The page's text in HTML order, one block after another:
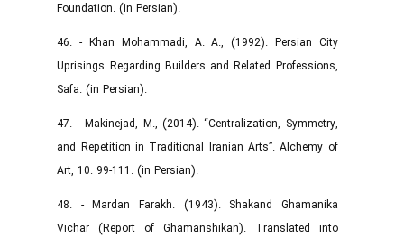
Foundation. (in Persian).
46. - Khan Mohammadi, A. A., (1992). Persian City
Uprisings Regarding Builders and Related Professions,
Safa. (in Persian).
47. - Makinejad, M., (2014). “Centralization, Symmetry,
and Repetition in Traditional Iranian Arts”. Alchemy of
Art, 10: 99-111. (in Persian).
48. - Mardan Farakh. (1943). Shakand Ghamanika
Vichar (Report of Ghamanshikan). Translated into